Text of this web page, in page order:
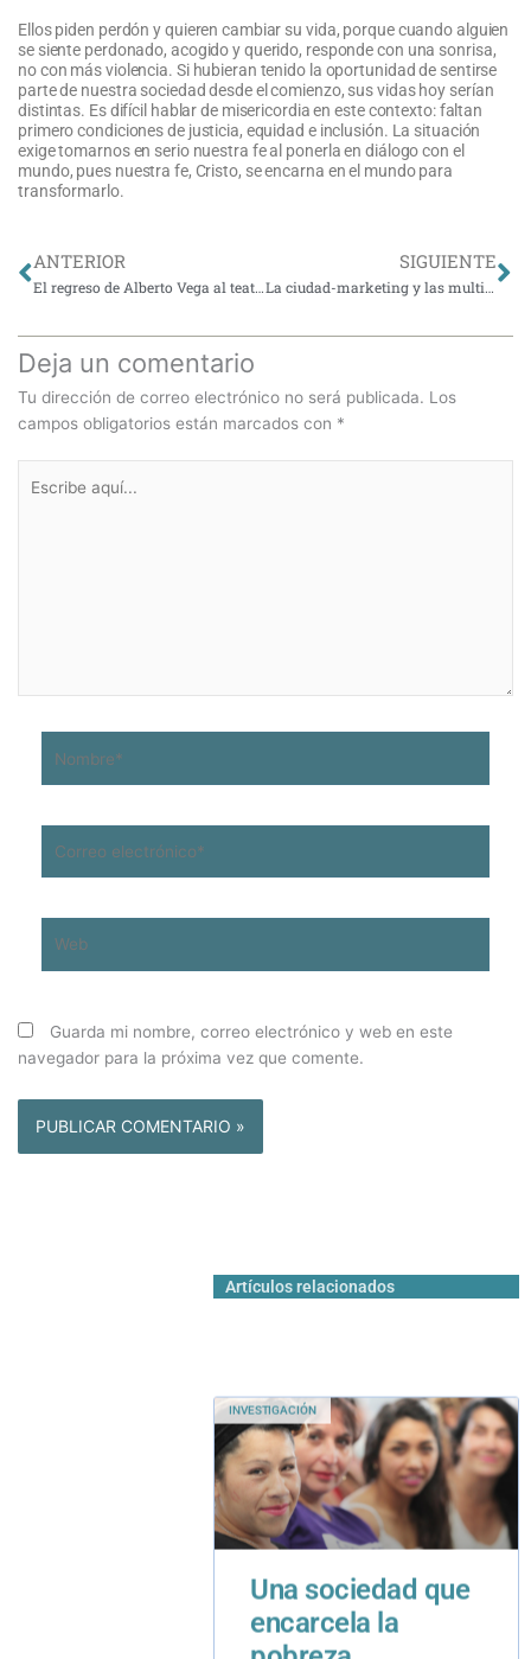
Ellos piden perdón y quieren cambiar su vida, porque cuando alguien
se siente perdonado, acogido y querido, responde con una sonrisa,
no con más violencia. Si hubieran tenido la oportunidad de sentirse
parte de nuestra sociedad desde el comienzo, sus vidas hoy serían
distintas. Es difícil hablar de misericordia en este contexto: faltan
primero condiciones de justicia, equidad e inclusión. La situación
exige tomarnos en serio nuestra fe al ponerla en diálogo con el
mundo, pues nuestra fe, Cristo, se encarna en el mundo para
transformarlo.
Ant
ANTERIOR
El regreso de Alberto Vega al teatro: Un camino hacia la inclusión en las artes
SIGUIENTE
La ciudad-marketing y las multitudes solitarias
Deja un comentario
Tu dirección de correo electrónico no será publicada. Los
campos obligatorios están marcados con *
aquí...
electrónico*
Guarda mi nombre, correo electrónico y web en este
navegador para la próxima vez que comente.
Artículos relacionados
Una sociedad que
encarcela la
pobreza
17 de diciembre de 2018